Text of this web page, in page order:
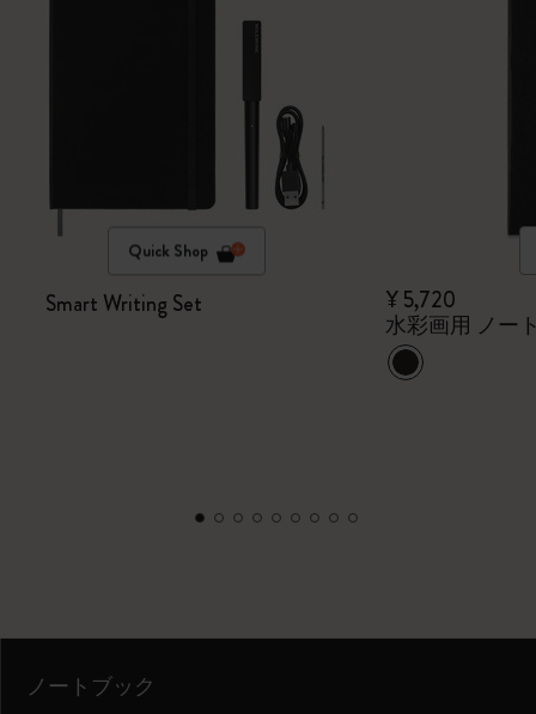
Quick Shop
Smart Writing Set
¥ 5,720
水彩画用 ノー
ノートブック